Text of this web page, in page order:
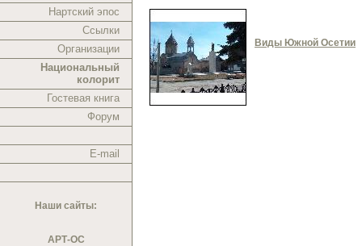
Нартский эпос
Ссылки
Организации
Национальный
колорит
Гостевая книга
Форум
E-mail
Наши сайты:
АРТ-ОС
Виды Южной Осетии